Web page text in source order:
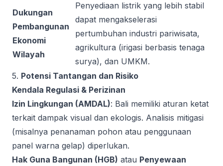
Dukungan
Pembangunan
Ekonomi
Wilayah
Penyediaan listrik yang lebih stabil
dapat mengakselerasi
pertumbuhan industri pariwisata,
agrikultura (irigasi berbasis tenaga
surya), dan UMKM.
5. Potensi Tantangan dan Risiko
Kendala Regulasi & Perizinan
Izin Lingkungan (AMDAL): Bali memiliki aturan ketat
terkait dampak visual dan ekologis. Analisis mitigasi
(misalnya penanaman pohon atau penggunaan
panel warna gelap) diperlukan.
Hak Guna Bangunan (HGB) atau Penyewaan